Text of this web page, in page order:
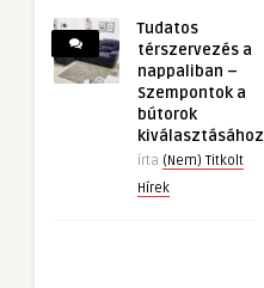
Tudatos
térszervezés a
nappaliban –
Szempontok a
bútorok
kiválasztásához
írta (Nem) Titkolt
Hírek